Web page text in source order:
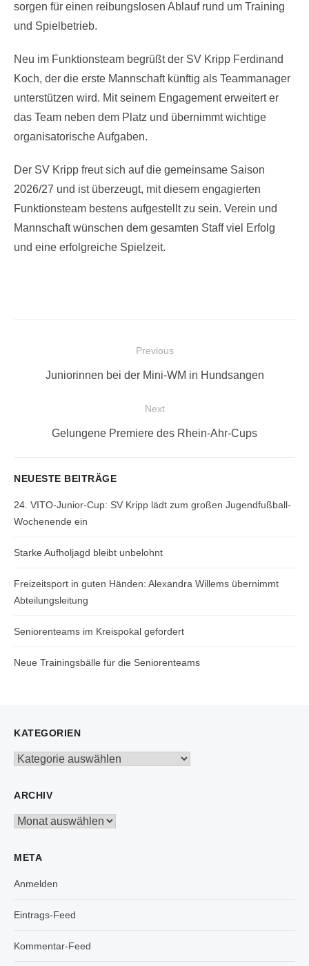
sorgen für einen reibungslosen Ablauf rund um Training
und Spielbetrieb.
Neu im Funktionsteam begrüßt der SV Kripp Ferdinand
Koch, der die erste Mannschaft künftig als Teammanager
unterstützen wird. Mit seinem Engagement erweitert er
das Team neben dem Platz und übernimmt wichtige
organisatorische Aufgaben.
Der SV Kripp freut sich auf die gemeinsame Saison
2026/27 und ist überzeugt, mit diesem engagierten
Funktionsteam bestens aufgestellt zu sein. Verein und
Mannschaft wünschen dem gesamten Staff viel Erfolg
und eine erfolgreiche Spielzeit.
Beitragsnavigation
Previous
Previous
Juniorinnen bei der Mini-WM in Hundsangen
Next
Next
Gelungene Premiere des Rhein-Ahr-Cups
NEUESTE BEITRÄGE
24. VITO-Junior-Cup: SV Kripp lädt zum großen Jugendfußball-
Wochenende ein
Starke Aufholjagd bleibt unbelohnt
Freizeitsport in guten Händen: Alexandra Willems übernimmt
Abteilungsleitung
Seniorenteams im Kreispokal gefordert
Neue Trainingsbälle für die Seniorenteams
KATEGORIEN
Kategorien
ARCHIV
Archiv
META
Anmelden
Eintrags-Feed
Kommentar-Feed